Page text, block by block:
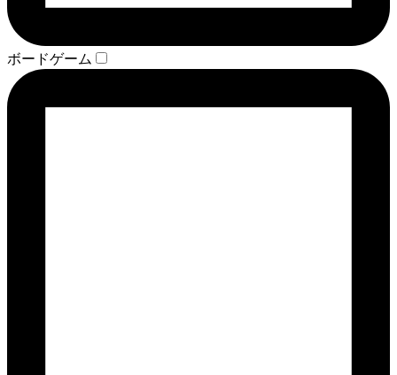
ボードゲーム